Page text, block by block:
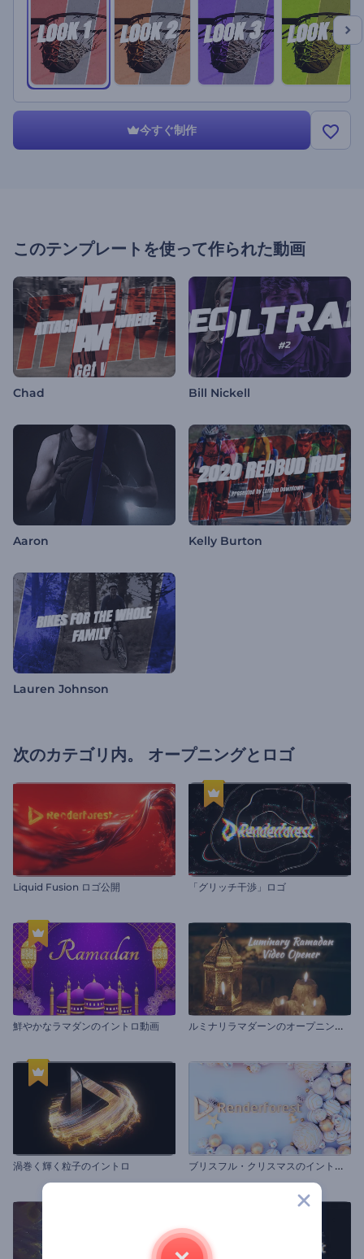
今すぐ制作
このテンプレートを使って作られた動画
Chad Bill Nickell
Aaron Kelly Burton
Lauren Johnson
次のカテゴリ内。 オープニングとロゴ
Liquid Fusion ロゴ公開 「グリッチ干渉」ロゴ
鮮やかなラマダンのイントロ動画 ル
ミナリラマダーンのオープニング動画
渦巻く輝く粒子のイントロ ブ
リスフル・クリスマスのイントロ動画